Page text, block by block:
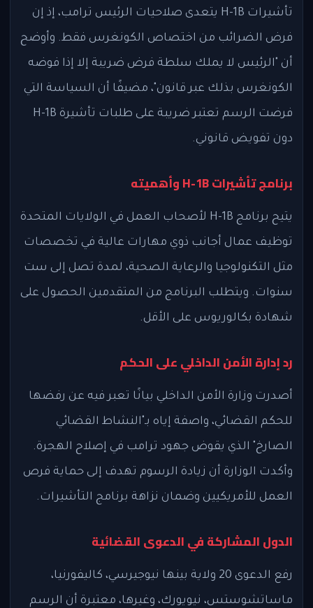
تأشيرات H-1B يتعدى صلاحيات الرئيس ترامب، إذ إن
فرض الضرائب من اختصاص الكونغرس فقط. وأوضح
أن "الرئيس لا يملك سلطة فرض ضريبة إلا إذا فوضه
الكونغرس بذلك عبر قانون"، مضيفًا أن السياسة التي
فرضت الرسم تعتبر ضريبة على طلبات تأشيرة H-1B
دون تفويض قانوني.
برنامج تأشيرات H-1B وأهميته
يتيح برنامج H-1B لأصحاب العمل في الولايات المتحدة
توظيف عمال أجانب ذوي مهارات عالية في تخصصات
مثل التكنولوجيا والرعاية الصحية، لمدة تصل إلى ست
سنوات. ويتطلب البرنامج من المتقدمين الحصول على
شهادة بكالوريوس على الأقل.
رد إدارة الأمن الداخلي على الحكم
أصدرت وزارة الأمن الداخلي بيانًا تعبر فيه عن رفضها
للحكم القضائي، واصفة إياه بـ"النشاط القضائي
الصارخ" الذي يقوض جهود ترامب في إصلاح الهجرة.
وأكدت الوزارة أن زيادة الرسوم تهدف إلى حماية فرص
العمل للأمريكيين وضمان نزاهة برنامج التأشيرات.
الدول المشاركة في الدعوى القضائية
رفع الدعوى 20 ولاية بينها نيوجيرسي، كاليفورنيا،
ماساتشوستس، نيويورك، وغيرها، معتبرة أن الرسم